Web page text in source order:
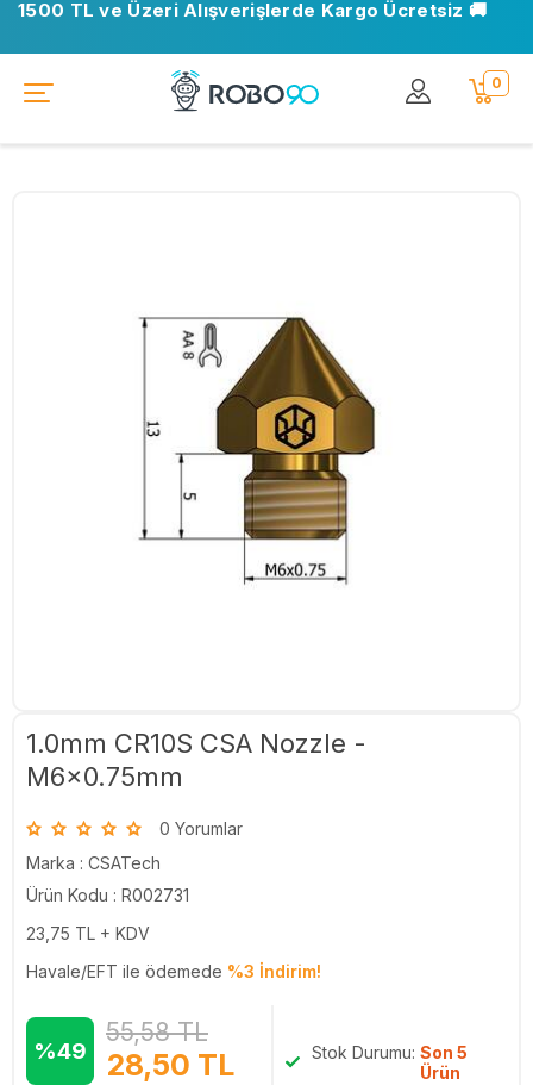
1500 TL ve Üzeri Alışverişlerde Kargo Ücretsiz 🚚
0
1.0mm CR10S CSA Nozzle -
M6x0.75mm
0 Yorumlar
Marka : CSATech
Ürün Kodu : R002731
23,75 TL + KDV
Havale/EFT ile ödemede %3 İndirim!
%49 28,50 TL
55,58TL
Stok Durumu: Son 5
Ürün